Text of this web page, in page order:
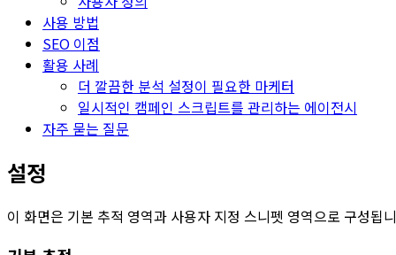
사용 방법
SEO 이점
활용 사례
더 깔끔한 분석 설정이 필요한 마케터
일시적인 캠페인 스크립트를 관리하는 에이전시
자주 묻는 질문
설정
이 화면은 기본 추적 영역과 사용자 지정 스니펫 영역으로 구성됩